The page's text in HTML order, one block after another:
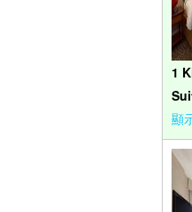
1
顯